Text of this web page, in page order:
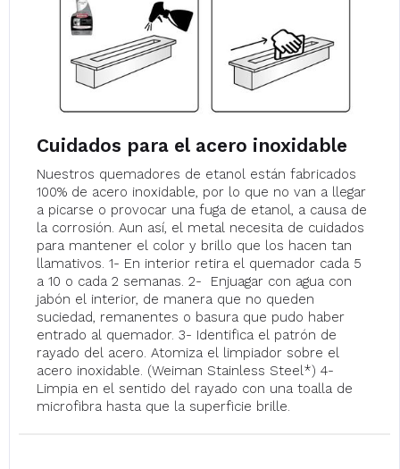
Cuidados para el acero inoxidable
Nuestros quemadores de etanol están fabricados
100% de acero inoxidable, por lo que no van a llegar
a picarse o provocar una fuga de etanol, a causa de
la corrosión. Aun así, el metal necesita de cuidados
para mantener el color y brillo que los hacen tan
llamativos. 1- En interior retira el quemador cada 5
a 10 o cada 2 semanas. 2- ‍ Enjuagar con agua con
jabón el interior, de manera que no queden
suciedad, remanentes o basura que pudo haber
entrado al quemador. 3- Identifica el patrón de
rayado del acero. Atomiza el limpiador sobre el
acero inoxidable. (Weiman Stainless Steel*) 4-
Limpia en el sentido del rayado con una toalla de
microfibra hasta que la superficie brille.